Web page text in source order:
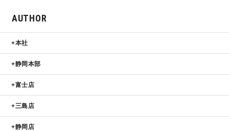
AUTHOR
本社
静岡本部
富士店
三島店
静岡店